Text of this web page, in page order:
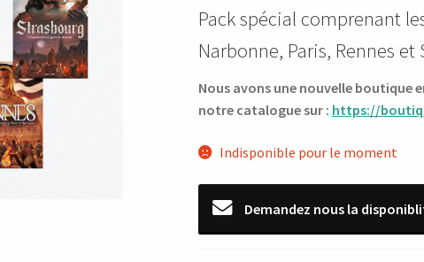
initial
était :
233,70 €.
actuel
est :
117,00 €.
Pack spécial comprenant
Narbonne, Paris, Rennes et
Nous avons une nouvelle boutique
notre catalogue sur : https://
Indisponible pour le moment
Demandez nous la